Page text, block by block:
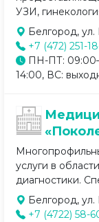
УЗИ,
Белгород, ул.
+7 (472) 251-
ПН-ПТ:
14:00, ВС:
услуги в
диагностики.
Белгород, ул.
+7 (4722) 58-